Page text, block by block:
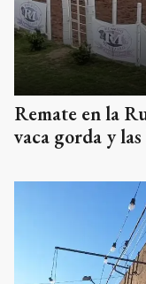
Remate en la
vaca gorda y